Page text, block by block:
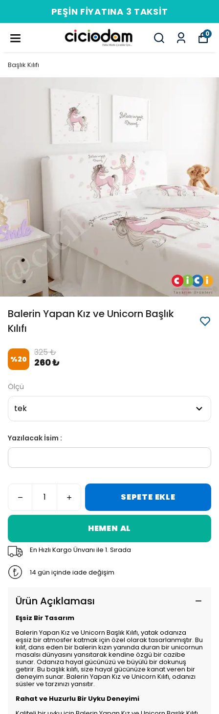
PEŞIN FIYATINA 3 TAKSIT
0
Başlık Kılıfı
Balerin Yapan Kız ve Unicorn Başlık
Kılıfı
%20
325 ₺
260 ₺
Ölçü
Yazılacak İsim :
SEPETE EKLE
HEMEN AL
En Hızlı Kargo Ünvanı ile 1. Sırada
14 gün içinde iade değişim
Ürün Açıklaması
Eşsiz Bir Tasarım
Balerin Yapan Kız ve Unicorn Başlık Kılıfı, yatak odanıza
eşsiz bir atmosfer katmak için özel olarak tasarlanmıştır. Bu
kılıf, dans eden bir balerin kızın yanında duran bir unicornun
masalsı dünyasını yansıtarak kendine özgü bir cazibe
sunar. Odanıza hayal gücünüzü ve büyülü bir dokunuş
getirir. Bu başlık kılıfı, size hayal gücünüze kanat veren bir
deneyim sunar. Balerin Yapan Kız ve Unicorn Kılıfı, odanızı
süsler ve tarzınızı yansıtır.
Rahat ve Huzurlu Bir Uyku Deneyimi